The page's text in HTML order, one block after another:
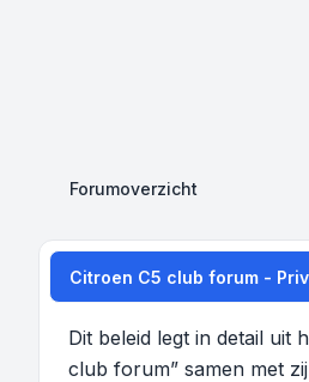
Forumoverzicht
Citroen C5 club forum -
Dit beleid legt in detail uit
club forum” samen met